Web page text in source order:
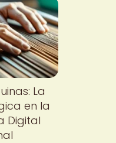
La
en la
Digital